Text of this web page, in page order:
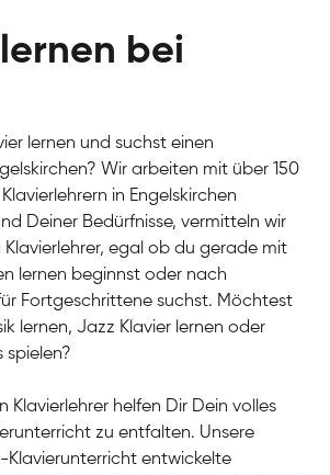
bei
lernen und suchst einen
Wir arbeiten mit über 150
in Engelskirchen
Deiner Bedürfnisse, vermitteln wir
Klavierlehrer, egal ob du gerade mit
lernen beginnst oder nach
Fortgeschrittene suchst. Möchtest
lernen, Jazz Klavier lernen oder
spielen?
Klavierlehrer helfen Dir Dein volles
zu entfalten. Unsere
Klavierunterricht entwickelte